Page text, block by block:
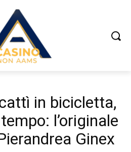
in bicicletta,
l’originale
Ginex